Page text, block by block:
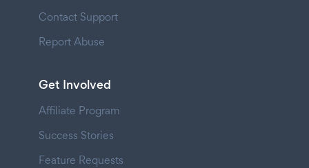
Contact Support
Report Abuse
Get Involved
Affiliate Program
Success Stories
Feature Requests